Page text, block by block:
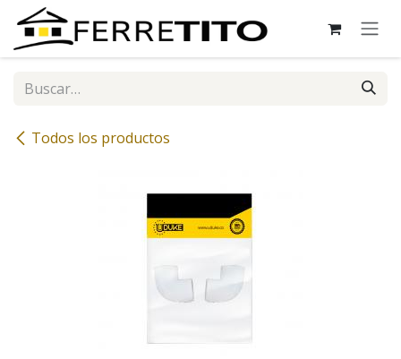
Ir al contenido
Todos los productos